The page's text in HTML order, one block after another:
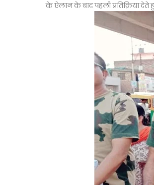
के ऐलान के बाद पहली प्रतिक्रिया